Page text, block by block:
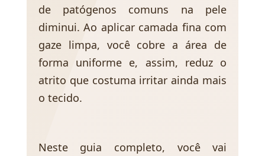
de patógenos comuns na pele
diminui. Ao aplicar camada fina com
gaze limpa, você cobre a área de
forma uniforme e, assim, reduz o
atrito que costuma irritar ainda mais
o tecido.
Neste guia completo, você vai